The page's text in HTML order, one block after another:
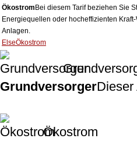
Ökostrom Bei diesem Tarif beziehen Sie
Energiequellen oder hocheffizienten
Anlagen.
ElseÖkostrom
GrundversorgerDieser
Ökostrom